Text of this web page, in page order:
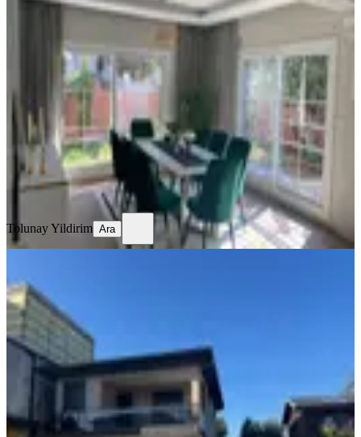
Acil Satılık Depreme Dayanıklı Geniş
Bahçeli 3+1 Villa – İzmir Buca Zafer
Mahallesi (olduruk)
Buca, Zafer Mahallesi
3+1· 30.04.2025
11.500.000 ₺
Tolunay Yildirim
Tolunay Yildirim Ara
250 m²·08.01.2026
10.500.000 ₺